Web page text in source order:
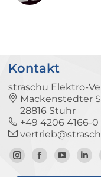
Kontakt
straschu Elektro-
Mackenstedter
28816 Stuhr
+49 4206 4166-0
ZumZur
Zum